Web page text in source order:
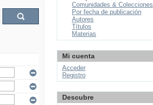
Comunidades & Colecciones
Por fecha de publicación
Autores
Títulos
Materias
Mi cuenta
Acceder
Registro
Descubre